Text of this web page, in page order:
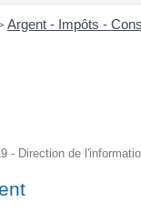
Argent - Impôts -
- Direction de